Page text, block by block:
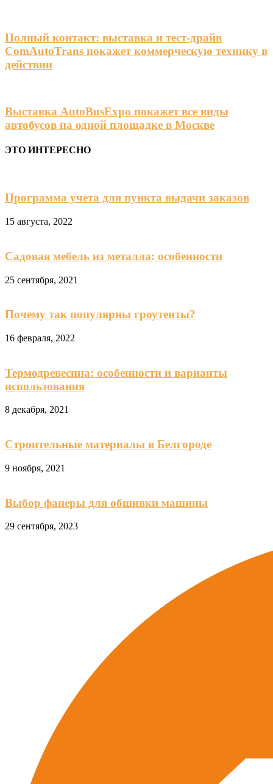
Полный контакт: выставка и тест-драйв
ComAutoTrans покажет коммерческую технику в
действии
Выставка AutoBusExpo покажет все виды
автобусов на одной площадке в Москве
ЭТО ИНТЕРЕСНО
Программа учета для пункта выдачи заказов
15 августа, 2022
Садовая мебель из металла: особенности
25 сентября, 2021
Почему так популярны гроутенты?
16 февраля, 2022
Термодревесина: особенности и варианты
использования
8 декабря, 2021
Строительные материалы в Белгороде
9 ноября, 2021
Выбор фанеры для обшивки машины
29 сентября, 2023